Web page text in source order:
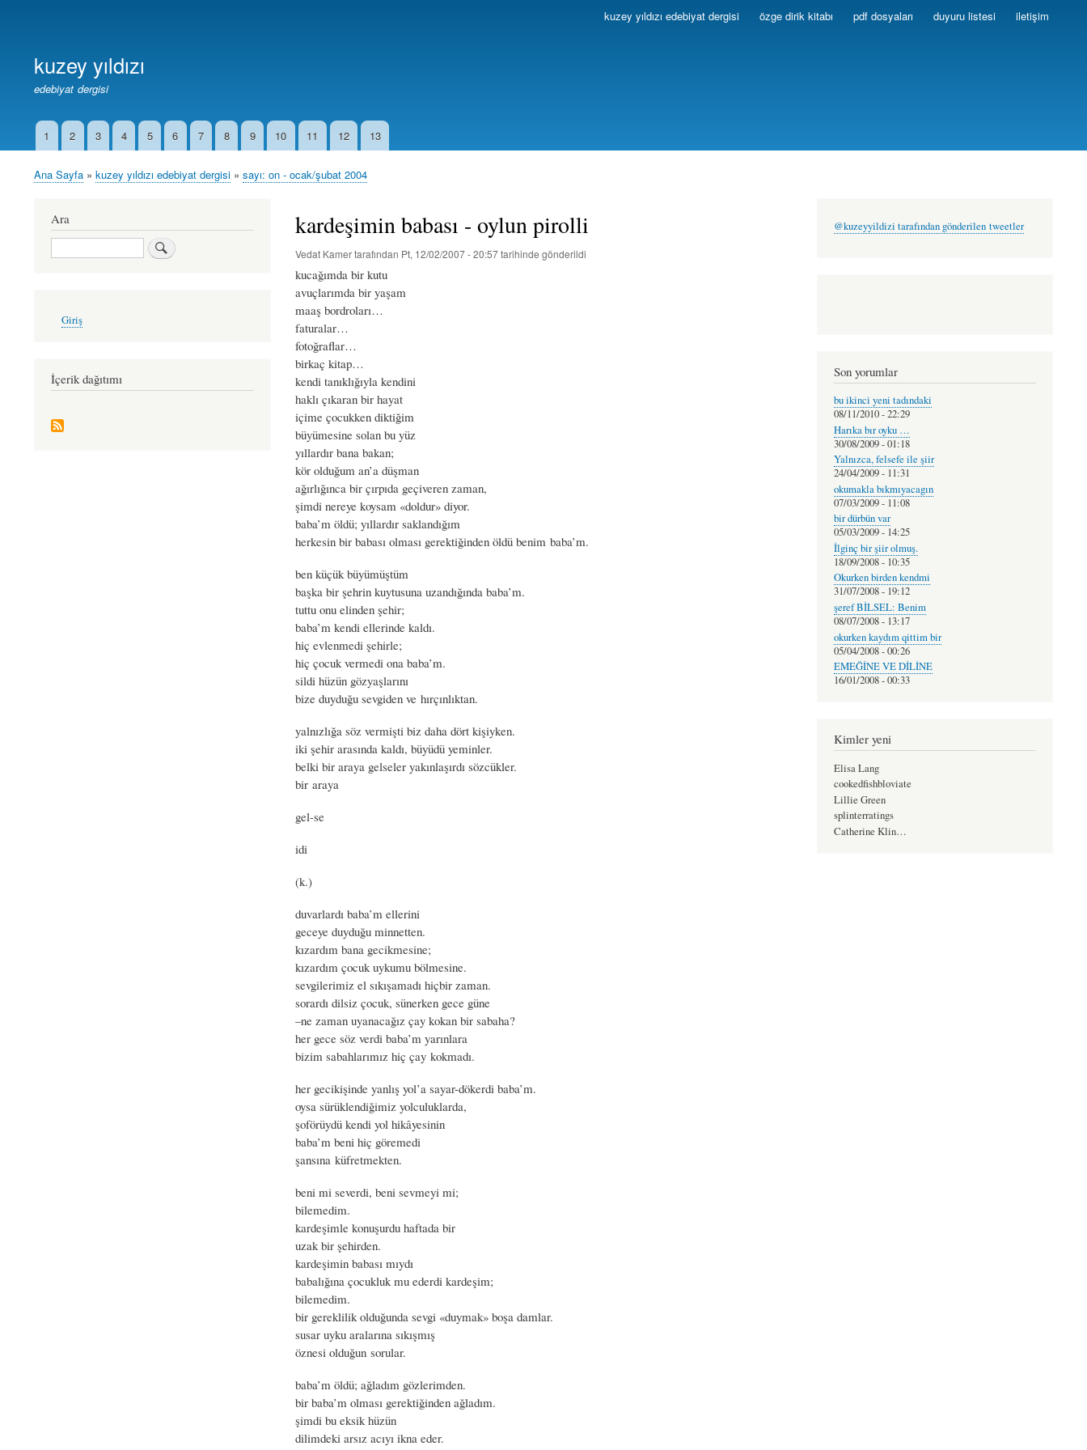
kuzey yıldızı edebiyat dergisi özge dirik kitabı pdf dosyaları duyuru listesi iletişim
kuzey yıldızı
edebiyat dergisi
İkincil1 2 3 4 5 6 7 8 9 10 11 12 13
Sayfa
Ana Sayfa kuzey yıldızı edebiyat dergisi sayı: on - ocak/şubat 2004
kardeşimin babası - oylun pirolli
Vedat Kamertarafından Pt, 12/02/2007 - 20:57tarihinde gönderildi
kucağımda bir kutu
avuçlarımda bir yaşam
maaş bordroları…
faturalar…
fotoğraflar…
birkaç kitap…
kendi tanıklığıyla kendini
haklı çıkaran bir hayat
içime çocukken diktiğim
büyümesine solan bu yüz
yıllardır bana bakan;
kör olduğum an’a düşman
ağırlığınca bir çırpıda geçiveren zaman,
şimdi nereye koysam «doldur» diyor.
baba’m öldü; yıllardır saklandığım
herkesin bir babası olması gerektiğinden öldü benim baba’m.
ben küçük büyümüştüm
başka bir şehrin kuytusuna uzandığında baba’m.
tuttu onu elinden şehir;
baba’m kendi ellerinde kaldı.
hiç evlenmedi şehirle;
hiç çocuk vermedi ona baba’m.
sildi hüzün gözyaşlarını
bize duyduğu sevgiden ve hırçınlıktan.
yalnızlığa söz vermişti biz daha dört kişiyken.
iki şehir arasında kaldı, büyüdü yeminler.
belki bir araya gelseler yakınlaşırdı sözcükler.
bir araya
gel-se
idi
(k.)
duvarlardı baba’m ellerini
geceye duyduğu minnetten.
kızardım bana gecikmesine;
kızardım çocuk uykumu bölmesine.
sevgilerimiz el sıkışamadı hiçbir zaman.
sorardı dilsiz çocuk, sünerken gece güne
–ne zaman uyanacağız çay kokan bir sabaha?
her gece söz verdi baba’m yarınlara
bizim sabahlarımız hiç çay kokmadı.
her gecikişinde yanlış yol’a sayar-dökerdi baba’m.
oysa sürüklendiğimiz yolculuklarda,
şoförüydü kendi yol hikâyesinin
baba’m beni hiç göremedi
şansına küfretmekten.
beni mi severdi, beni sevmeyi mi;
bilemedim.
kardeşimle konuşurdu haftada bir
uzak bir şehirden.
kardeşimin babası mıydı
babalığına çocukluk mu ederdi kardeşim;
bilemedim.
bir gereklilik olduğunda sevgi «duymak» boşa damlar.
susar uyku aralarına sıkışmış
öznesi olduğun sorular.
baba’m öldü; ağladım gözlerimden.
bir baba’m olması gerektiğinden ağladım.
şimdi bu eksik hüzün
dilimdeki arsız acıyı ikna eder.
Ara
Ara
account
Giriş
İçerik dağıtımı
@kuzeyyildizi tarafından gönderilen tweetler
Son yorumlar
bu ikinci yeni tadındaki
08/11/2010 - 22:29
Harıka bır oyku …
30/08/2009 - 01:18
Yalnızca, felsefe ile şiir
24/04/2009 - 11:31
okumakla bıkmıyacagın
07/03/2009 - 11:08
bir dürbün var
05/03/2009 - 14:25
İlginç bir şiir olmuş.
18/09/2008 - 10:35
Okurken birden kendmi
31/07/2008 - 19:12
şeref BİLSEL: Benim
08/07/2008 - 13:17
okurken kaydım qittim bir
05/04/2008 - 00:26
EMEĞİNE VE DİLİNE
16/01/2008 - 00:33
Kimler yeni
Elisa Lang
cookedfishbloviate
Lillie Green
splinterratings
Catherine Klin…